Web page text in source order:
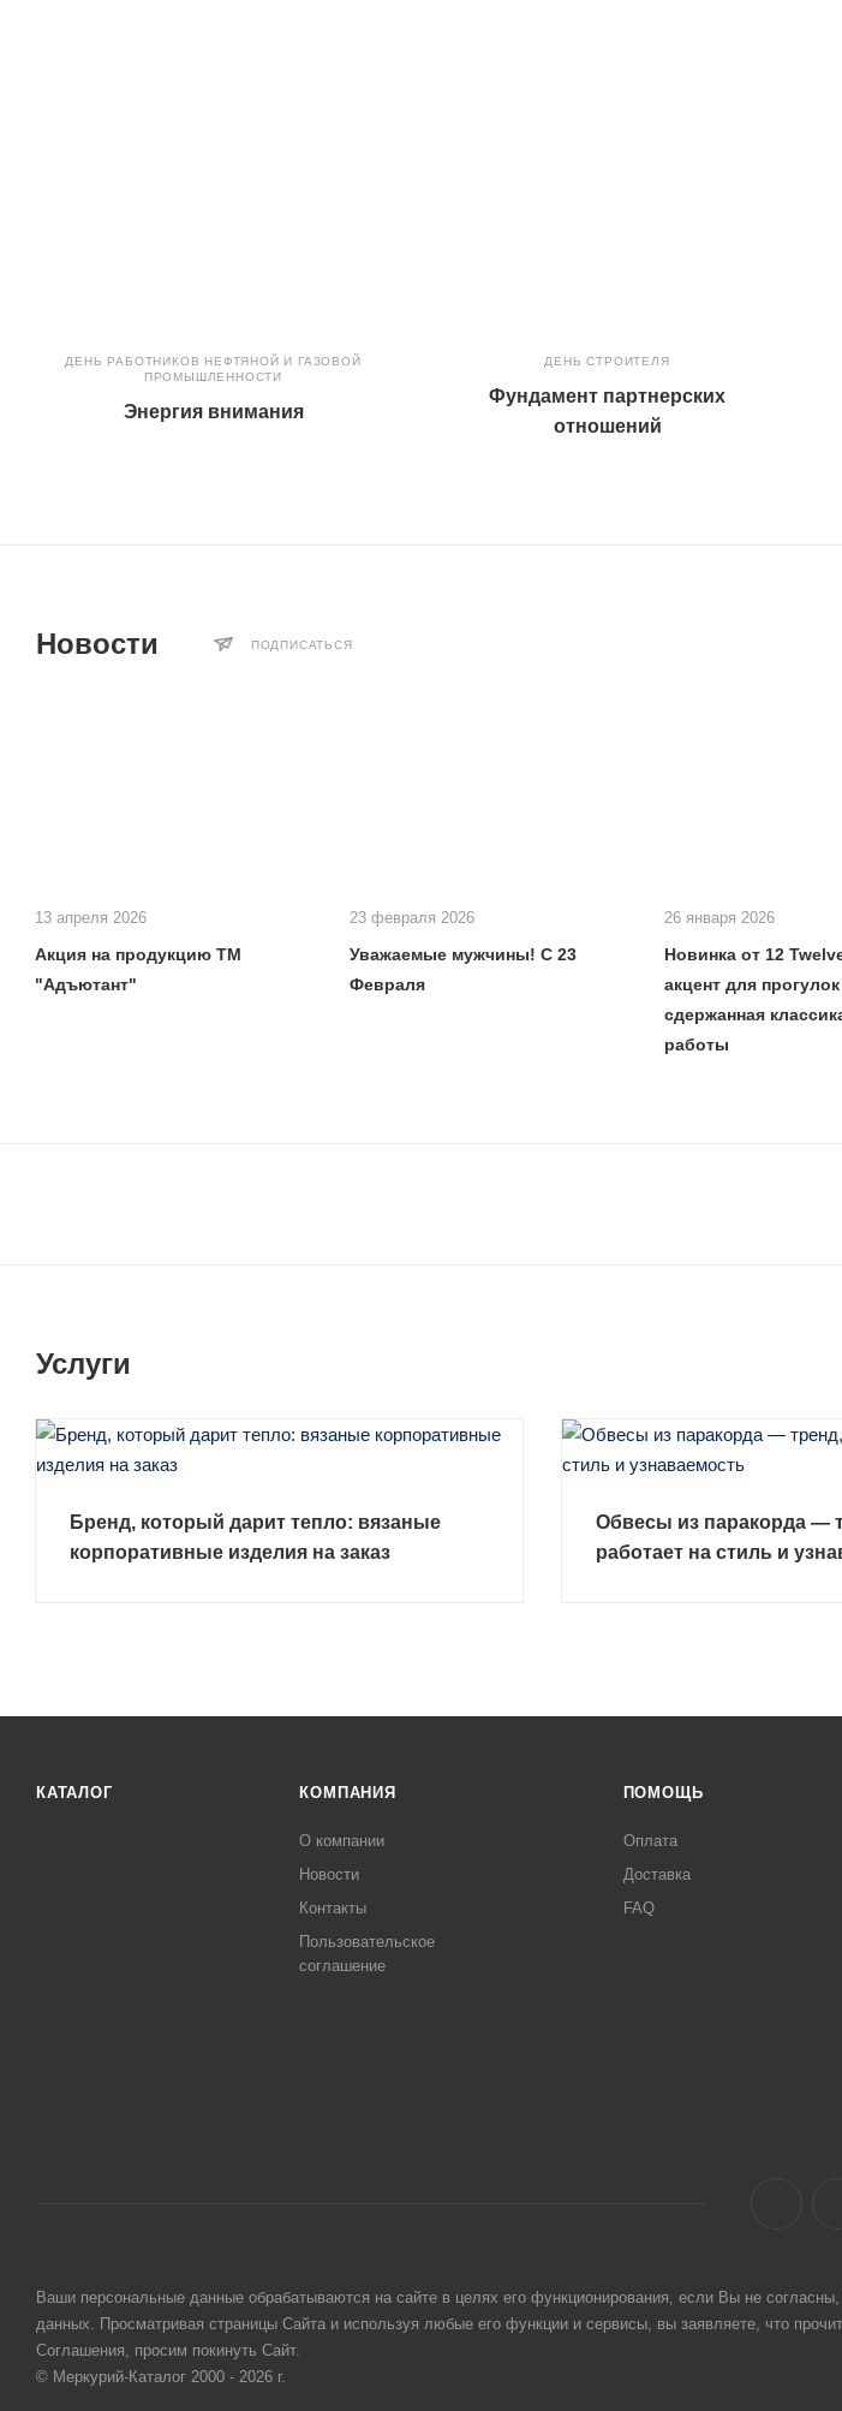
ДЕНЬ РАБОТНИКОВ НЕФТЯНОЙ И ГАЗОВОЙ
ПРОМЫШЛЕННОСТИ
Энергия внимания
ДЕНЬ СТРОИТЕЛЯ
Фундамент партнерских
отношений
Новости ПОДПИСАТЬСЯ
13 апреля 2026
Акция на продукцию ТМ
"Адъютант"
23 февраля 2026
Уважаемые мужчины! С 23
Февраля
26 января 2026
Новинка от 12
акцент для
сдержанная
работы
Услуги
Бренд, который дарит тепло: вязаные
корпоративные изделия на заказ
Обвесы из паракорда —
работает на стиль и
КАТАЛОГ КОМПАНИЯ
О компании
Новости
Контакты
Пользовательское
соглашение
ПОМОЩЬ
Оплата
Доставка
FAQ
Ваши персональные данные обрабатываются на сайте в целях его функционирования, если Вы не
данных. Просматривая страницы Сайта и используя любые его функции и сервисы, вы заявляете, что
Соглашения, просим покинуть Сайт.
© Меркурий-Каталог 2000 - 2026 г.